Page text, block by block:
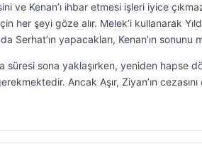
ve Kenan’ı ihbar etmesi işleri iyice
her şeyi göze alır. Melek’i kullanarak
Serhat’ın yapacakları, Kenan’ın
süresi sona yaklaşırken, yeniden hapse
Ancak Aşır, Ziyan’ın